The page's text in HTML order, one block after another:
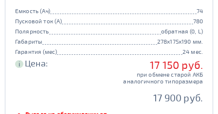
Емкость (Ач)
74
Пусковой ток (А)
780
Полярность
обратная (0, L)
Габариты
278x175x190 мм.
Гарантия (мес)
24 мес.
i Цена: 17 150 руб.
при обмене старой АКБ
аналогичного типоразмера
17 900 руб.